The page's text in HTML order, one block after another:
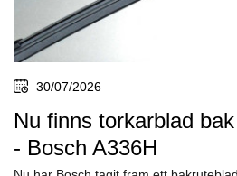
30/07/2026
Nu finns torkarblad
- Bosch A336H